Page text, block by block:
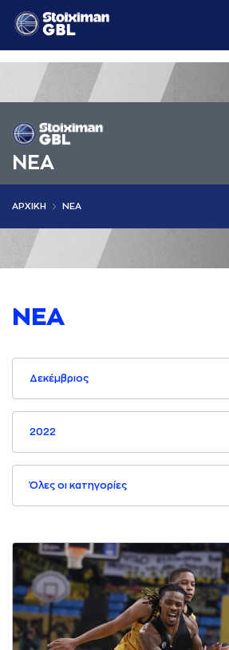
ΝΕA
AΡΧΙΚΗ ΝΕΑ
ΝΕΑ
Δεκέμβριος
2022
Όλες οι κατηγορίες